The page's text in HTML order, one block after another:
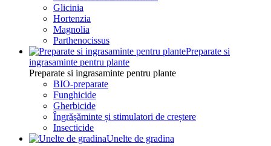
Glicinia
Hortenzia
Magnolia
Parthenocissus
Preparate si
ingrasaminte pentru plante
Preparate si ingrasaminte pentru plante
BIO-preparate
Funghicide
Gherbicide
Îngrășăminte și stimulatori de creștere
Insecticide
Unelte de gradina